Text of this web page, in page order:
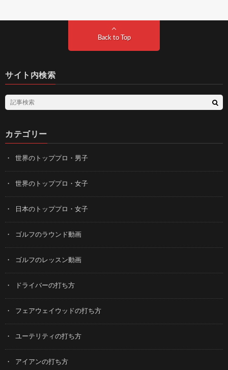
Back to Top
サイト内検索
カテゴリー
世界のトッププロ・男子
世界のトッププロ・女子
日本のトッププロ・女子
ゴルフのラウンド動画
ゴルフのレッスン動画
ドライバーの打ち方
フェアウェイウッドの打ち方
ユーテリティの打ち方
アイアンの打ち方